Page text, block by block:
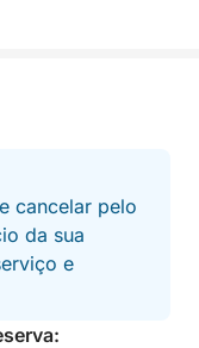
cancelar pelo
da sua
e